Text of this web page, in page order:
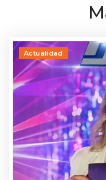
Actualidad